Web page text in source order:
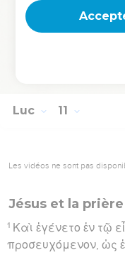
αὐτῆς.
Hébreu : © Westminster
Luc 11
Les vidéos ne sont pas
Jésus et la prière
1 Καὶ ἐγένετο ἐν τῷ
προσευχόμενον, ὡς